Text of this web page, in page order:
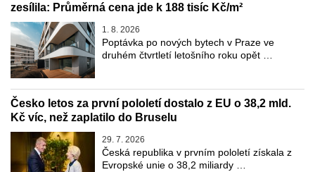
zesílila: Průměrná cena jde k 188 tisíc Kč/m²
1. 8. 2026
Poptávka po nových bytech v Praze ve
druhém čtvrtletí letošního roku opět …
Česko letos za první pololetí dostalo z EU o 38,2 mld.
Kč víc, než zaplatilo do Bruselu
29. 7. 2026
Česká republika v prvním pololetí získala z
Evropské unie o 38,2 miliardy …